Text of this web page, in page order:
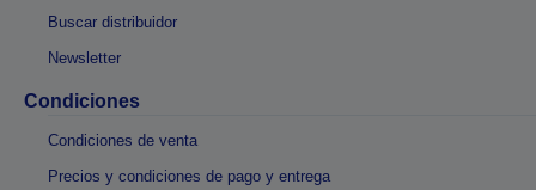
Buscar distribuidor
Newsletter
Condiciones
Condiciones de venta
Precios y condiciones de pago y entrega